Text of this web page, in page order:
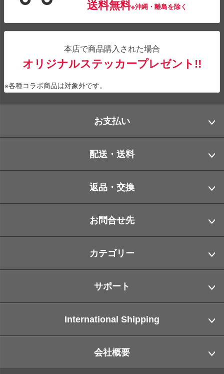
送料無料※沖縄・離島を除く
本店で商品購入された場合
オリジナルステッカープレゼント!!
※各種コラボ商品は対象外です。
お支払い
配送・送料
返品・交換
お問合せ先
カテゴリー
サポート
International Shipping
会社概要